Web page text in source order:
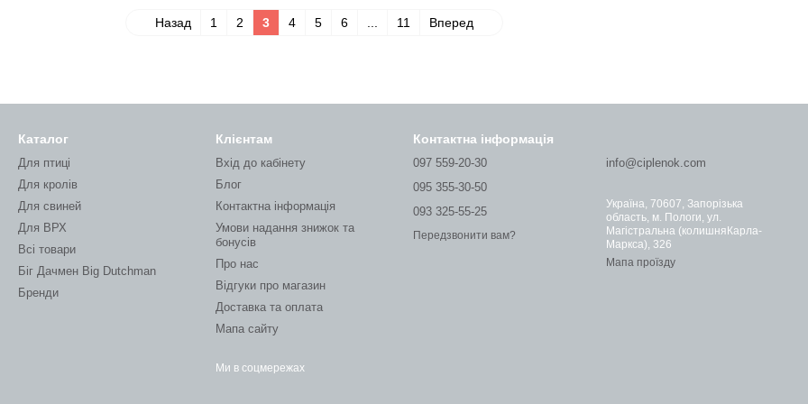
Назад 1 2 3 4 5 6 11 Вперед
Каталог
Для птиці
Для кролів
Для свиней
Для ВРХ
Всі товари
Біг Дачмен Big Dutchman
Бренди
Клієнтам
Вхід до кабінету
Блог
Контактна інформація
Умови надання знижок та
бонусів
Про нас
Відгуки про магазин
Доставка та оплата
Мапа сайту
Ми в соцмережах
Контактна інформація
097 559-20-30
095 355-30-50
093 325-55-25
Передзвонити вам?
info@ciplenok.com
Україна, 70607, Запорізька
область, м. Пологи, ул.
Магістральна (колишняКарла-
Маркса), 326
Мапа проїзду